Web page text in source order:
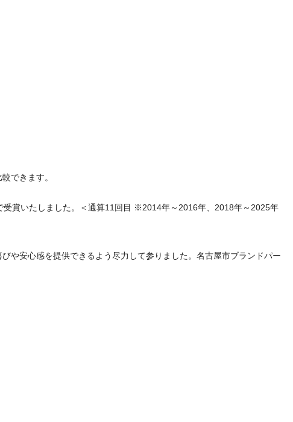
できます。
賞いたしました。＜通算11回目 ※2014年～2016年、2018年～2025年
や安心感を提供できるよう尽力して参りました。名古屋市ブランドパー